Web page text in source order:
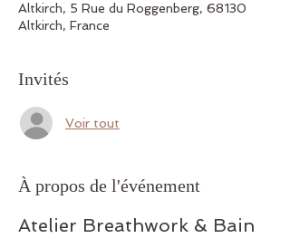
Altkirch, 5 Rue du Roggenberg, 68130
Altkirch, France
Invités
Voir tout
À propos de l'événement
Atelier Breathwork & Bain